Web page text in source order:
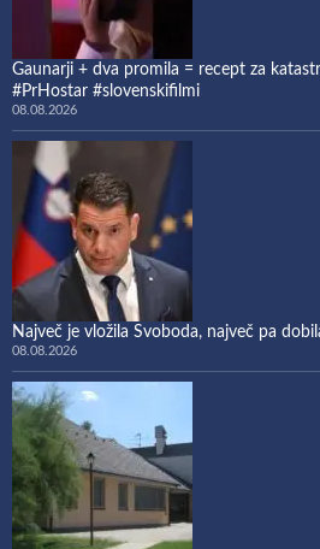
Gaunarji + dva promila = recept za
#PrHostar #slovenskifilmi
08.08.2026
Največ je vložila Svoboda, največ pa
08.08.2026